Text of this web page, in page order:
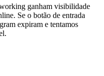
ganham visibilidade
Se o botão de entrada
expiram e tentamos